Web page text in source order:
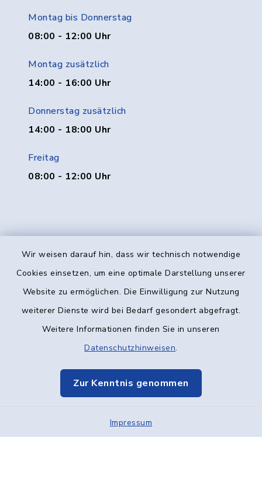
Wir weisen darauf hin, dass wir technisch notwendige
Cookies einsetzen, um eine optimale Darstellung unserer
Website zu ermöglichen. Die Einwilligung zur Nutzung
weiterer Dienste wird bei Bedarf gesondert abgefragt.
Weitere Informationen finden Sie in unseren
Datenschutzhinweisen.
Zur Kenntnis genommen
Impressum
Montag bis Donnerstag
08:00 - 12:00 Uhr
Montag zusätzlich
14:00 - 16:00 Uhr
Donnerstag zusätzlich
14:00 - 18:00 Uhr
Freitag
08:00 - 12:00 Uhr
Kontakt
Datenschutz
Elektronische Kommunikation
Sitemap